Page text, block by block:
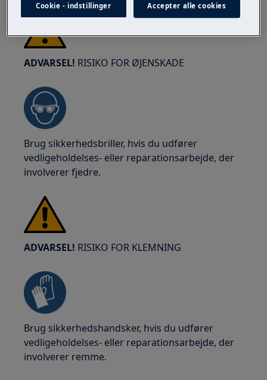
ADVARSEL! RISIKO FOR ØJENSKADE
Brug sikkerhedsbriller, hvis du udfører
vedligeholdelses- eller reparationsarbejde, der
involverer fjedre.
ADVARSEL! RISIKO FOR KLEMNING
Brug sikkerhedshandsker, hvis du udfører
vedligeholdelses- eller reparationsarbejde, der
involverer remme.
Cookie - indstillinger Accepter alle cookies